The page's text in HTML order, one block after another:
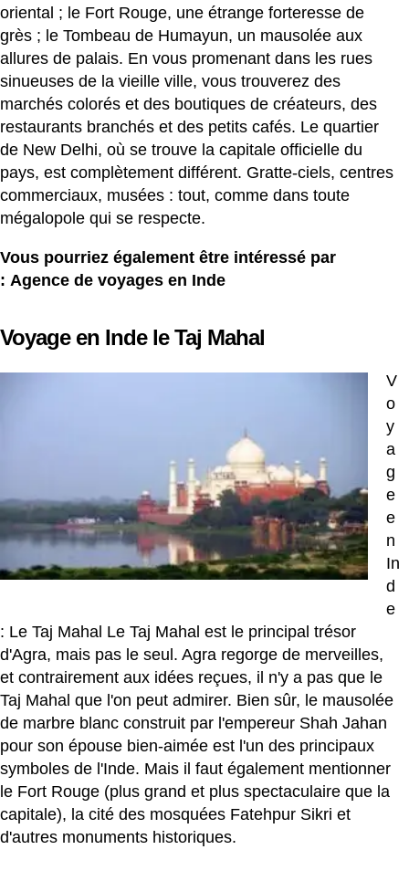
oriental ; le Fort Rouge, une étrange forteresse de
grès ; le Tombeau de Humayun, un mausolée aux
allures de palais. En vous promenant dans les rues
sinueuses de la vieille ville, vous trouverez des
marchés colorés et des boutiques de créateurs, des
restaurants branchés et des petits cafés. Le quartier
de New Delhi, où se trouve la capitale officielle du
pays, est complètement différent. Gratte-ciels, centres
commerciaux, musées : tout, comme dans toute
mégalopole qui se respecte.
Vous pourriez également être intéressé par
: Agence de voyages en Inde
Voyage en Inde le Taj Mahal
V
o
y
a
g
e
e
n
In
d
e
: Le Taj Mahal Le Taj Mahal est le principal trésor
d'Agra, mais pas le seul. Agra regorge de merveilles,
et contrairement aux idées reçues, il n'y a pas que le
Taj Mahal que l'on peut admirer. Bien sûr, le mausolée
de marbre blanc construit par l'empereur Shah Jahan
pour son épouse bien-aimée est l'un des principaux
symboles de l'Inde. Mais il faut également mentionner
le Fort Rouge (plus grand et plus spectaculaire que la
capitale), la cité des mosquées Fatehpur Sikri et
d'autres monuments historiques.